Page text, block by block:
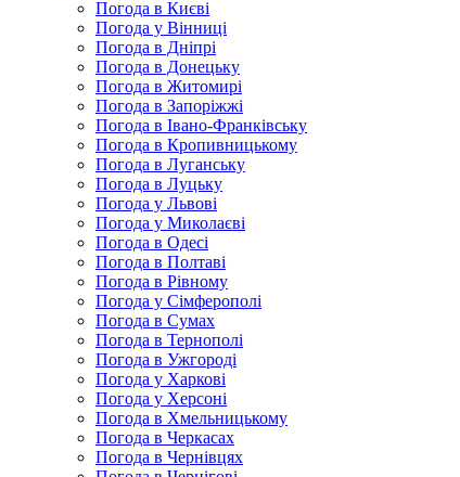
Погода в Києві
Погода у Вінниці
Погода в Дніпрі
Погода в Донецьку
Погода в Житомирі
Погода в Запоріжжі
Погода в Івано-Франківську
Погода в Кропивницькому
Погода в Луганську
Погода в Луцьку
Погода у Львові
Погода у Миколаєві
Погода в Одесі
Погода в Полтаві
Погода в Рівному
Погода у Сімферополі
Погода в Сумах
Погода в Тернополі
Погода в Ужгороді
Погода у Харкові
Погода у Херсоні
Погода в Хмельницькому
Погода в Черкасах
Погода в Чернівцях